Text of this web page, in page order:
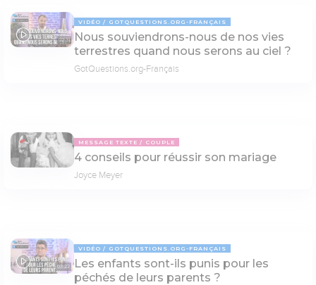
02:31
VIDÉO GOTQUESTIONS.ORG-FRANÇAIS
Nous souviendrons-nous de nos vies
terrestres quand nous serons au ciel ?
GotQuestions.org-Français
MESSAGE TEXTE COUPLE
4 conseils pour réussir son mariage
Joyce Meyer
03:22
VIDÉO GOTQUESTIONS.ORG-FRANÇAIS
Les enfants sont-ils punis pour les
péchés de leurs parents ?